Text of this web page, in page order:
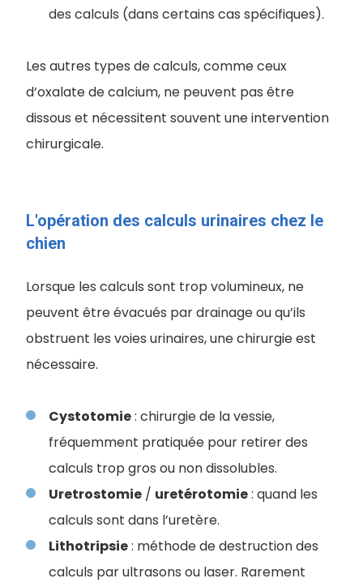
des calculs (dans certains cas spécifiques).
Les autres types de calculs, comme ceux
d’oxalate de calcium, ne peuvent pas être
dissous et nécessitent souvent une intervention
chirurgicale.
L'opération des calculs urinaires chez le
chien
Lorsque les calculs sont trop volumineux, ne
peuvent être évacués par drainage ou qu’ils
obstruent les voies urinaires, une chirurgie est
nécessaire.
Cystotomie: chirurgie de la vessie,
fréquemment pratiquée pour retirer des
calculs trop gros ou non dissolubles.
Uretrostomie / uretérotomie: quand les
calculs sont dans l’uretère.
Lithotripsie: méthode de destruction des
calculs par ultrasons ou laser. Rarement